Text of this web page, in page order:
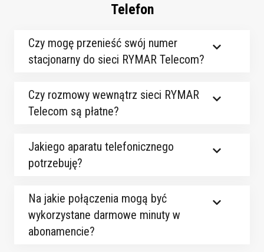
Telefon
Czy mogę przenieść swój numer
stacjonarny do sieci RYMAR Telecom?
Czy rozmowy wewnątrz sieci RYMAR
Telecom są płatne?
Jakiego aparatu telefonicznego
potrzebuję?
Na jakie połączenia mogą być
wykorzystane darmowe minuty w
abonamencie?